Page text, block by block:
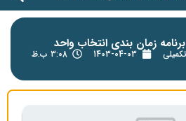
زمان بندی انتخاب واحد
1403-04-03 3:08 ب.ظ